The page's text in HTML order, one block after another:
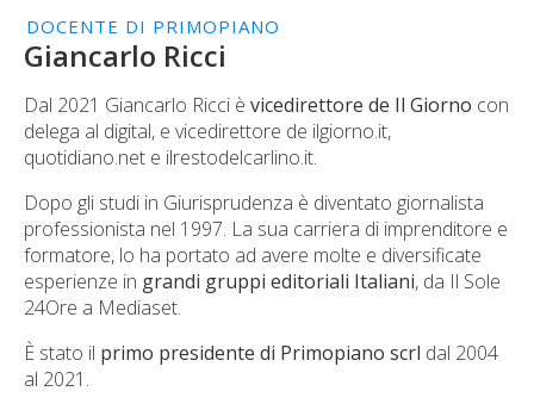
DOCENTE DI PRIMOPIANO
Giancarlo Ricci
Dal 2021 Giancarlo Ricci è vicedirettore de Il Giorno con
delega al digital, e vicedirettore de ilgiorno.it,
quotidiano.net e ilrestodelcarlino.it.
Dopo gli studi in Giurisprudenza è diventato giornalista
professionista nel 1997. La sua carriera di imprenditore e
formatore, lo ha portato ad avere molte e diversificate
esperienze in grandi gruppi editoriali Italiani, da Il Sole
24Ore a Mediaset.
È stato il primo presidente di Primopiano scrl dal 2004
al 2021.